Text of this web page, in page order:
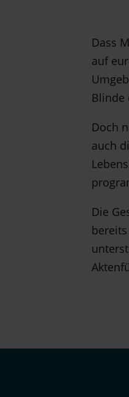
Dass
auf
Blinde
Doch
auch
Die